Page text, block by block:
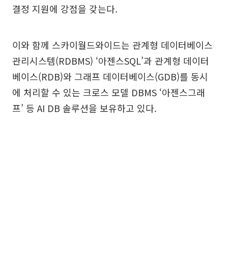
결정 지원에 강점을 갖는다.
이와 함께 스카이월드와이드는 관계형 데이터베이스
관리시스템(RDBMS) ‘아젠스SQL’과 관계형 데이터
베이스(RDB)와 그래프 데이터베이스(GDB)를 동시
에 처리할 수 있는 크로스 모델 DBMS ‘아젠스그래
프’ 등 AI DB 솔루션을 보유하고 있다.